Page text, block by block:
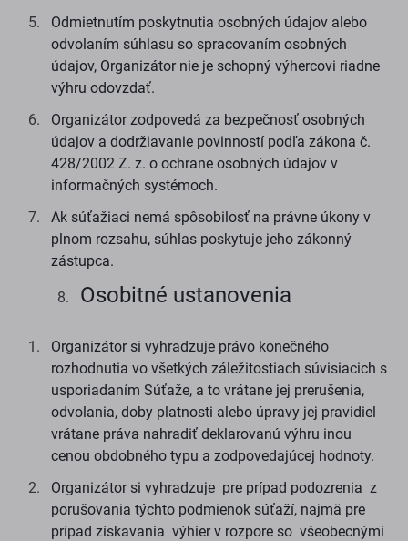
Odmietnutím poskytnutia osobných údajov alebo
odvolaním súhlasu so spracovaním osobných
údajov, Organizátor nie je schopný výhercovi riadne
výhru odovzdať.
Organizátor zodpovedá za bezpečnosť osobných
údajov a dodržiavanie povinností podľa zákona č.
428/2002 Z. z. o ochrane osobných údajov v
informačných systémoch.
Ak súťažiaci nemá spôsobilosť na právne úkony v
plnom rozsahu, súhlas poskytuje jeho zákonný
zástupca.
Osobitné ustanovenia
Organizátor si vyhradzuje právo konečného
rozhodnutia vo všetkých záležitostiach súvisiacich s
usporiadaním Súťaže, a to vrátane jej prerušenia,
odvolania, doby platnosti alebo úpravy jej pravidiel
vrátane práva nahradiť deklarovanú výhru inou
cenou obdobného typu a zodpovedajúcej hodnoty.
Organizátor si vyhradzuje pre prípad podozrenia z
porušovania týchto podmienok súťaží, najmä pre
prípad získavania výhier v rozpore so všeobecnými